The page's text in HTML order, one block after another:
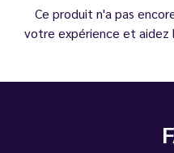
Ce produit n'a pas
votre expérience et aidez